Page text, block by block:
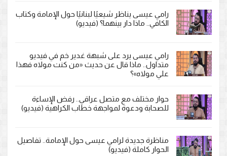
رامي عيسى يناظر شيعيًا لبنانيًا حول الإمامة وكتاب
الكافي.. ماذا دار بينهما؟ (فيديو)
رامي عيسى يرد على شبهة غدير خم في فيديو
متداول.. ماذا قال عن حديث «من كنت مولاه فهذا
علي مولاه»؟
حوار مختلف مع متصل عراقي.. رفض الإساءة
للصحابة ودعوة لمواجهة خطاب الكراهية (فيديو)
مناظرة جديدة لرامي عيسى حول الإمامة.. تفاصيل
الحوار كاملة (فيديو)